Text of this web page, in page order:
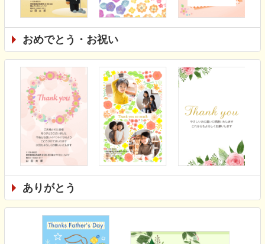
おめでとう・お祝い
ありがとう